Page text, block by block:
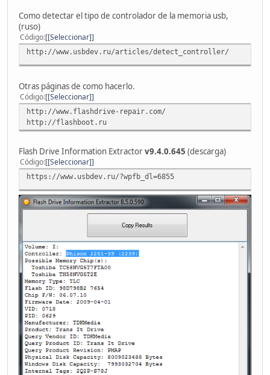
Como detectar el tipo de controlador de la memoria usb,
(ruso)
Código [Seleccionar]
http://www.usbdev.ru/articles/detect_controller/
Otras páginas de como hacerlo.
Código [Seleccionar]
http://www.flashdrive-repair.com/
http://flashboot.ru
Flash Drive Information Extractorv9.4.0.645 (descarga)
Código [Seleccionar]
https://www.usbdev.ru/?wpfb_dl=6855